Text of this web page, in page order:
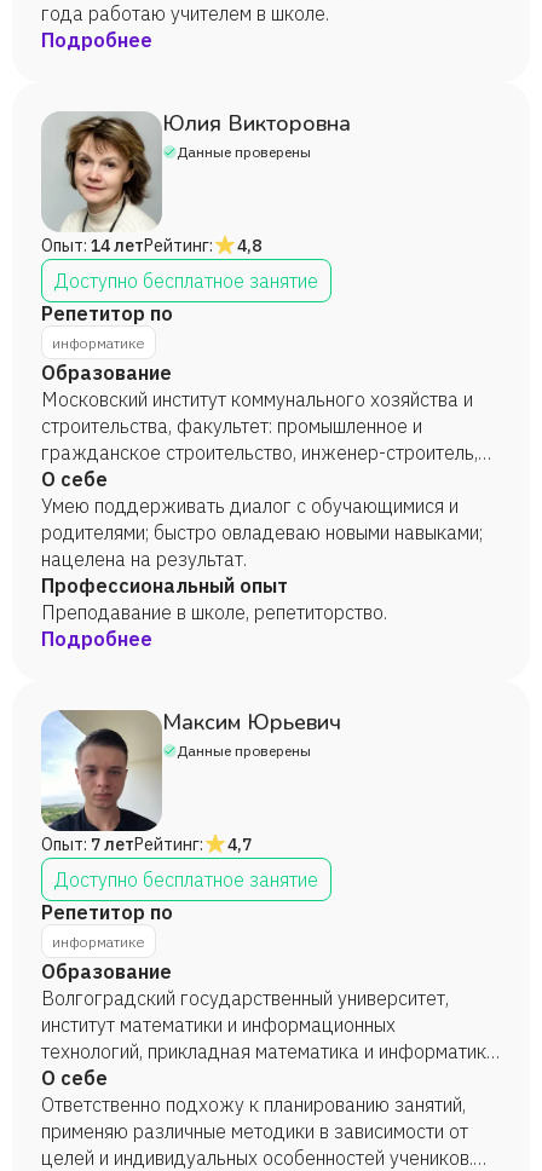
года работаю учителем в школе.
Подробнее
Юлия Викторовна
Данные проверены
Опыт: 14 летРейтинг: 4,8
Доступно бесплатное занятие
Репетитор по
информатике
Образование
Московский институт коммунального хозяйства и
строительства, факультет: промышленное и
гражданское строительство, инженер-строитель,
2001 год. Академия социального управления,
содержание и методика преподавания предмета
"Информатика", 2017 год.
О себе
Умею поддерживать диалог с обучающимися и
родителями; быстро овладеваю новыми навыками;
нацелена на результат.
Профессиональный опыт
Преподавание в школе, репетиторство.
Подробнее
Максим Юрьевич
Данные проверены
Опыт: 7 летРейтинг: 4,7
Доступно бесплатное занятие
Репетитор по
информатике
Образование
Волгоградский государственный университет,
институт математики и информационных
технологий, прикладная математика и информатика,
бакалавр прикладной математики и информатики,
2022 год.
О себе
Ответственно подхожу к планированию занятий,
применяю различные методики в зависимости от
целей и индивидуальных особенностей учеников.